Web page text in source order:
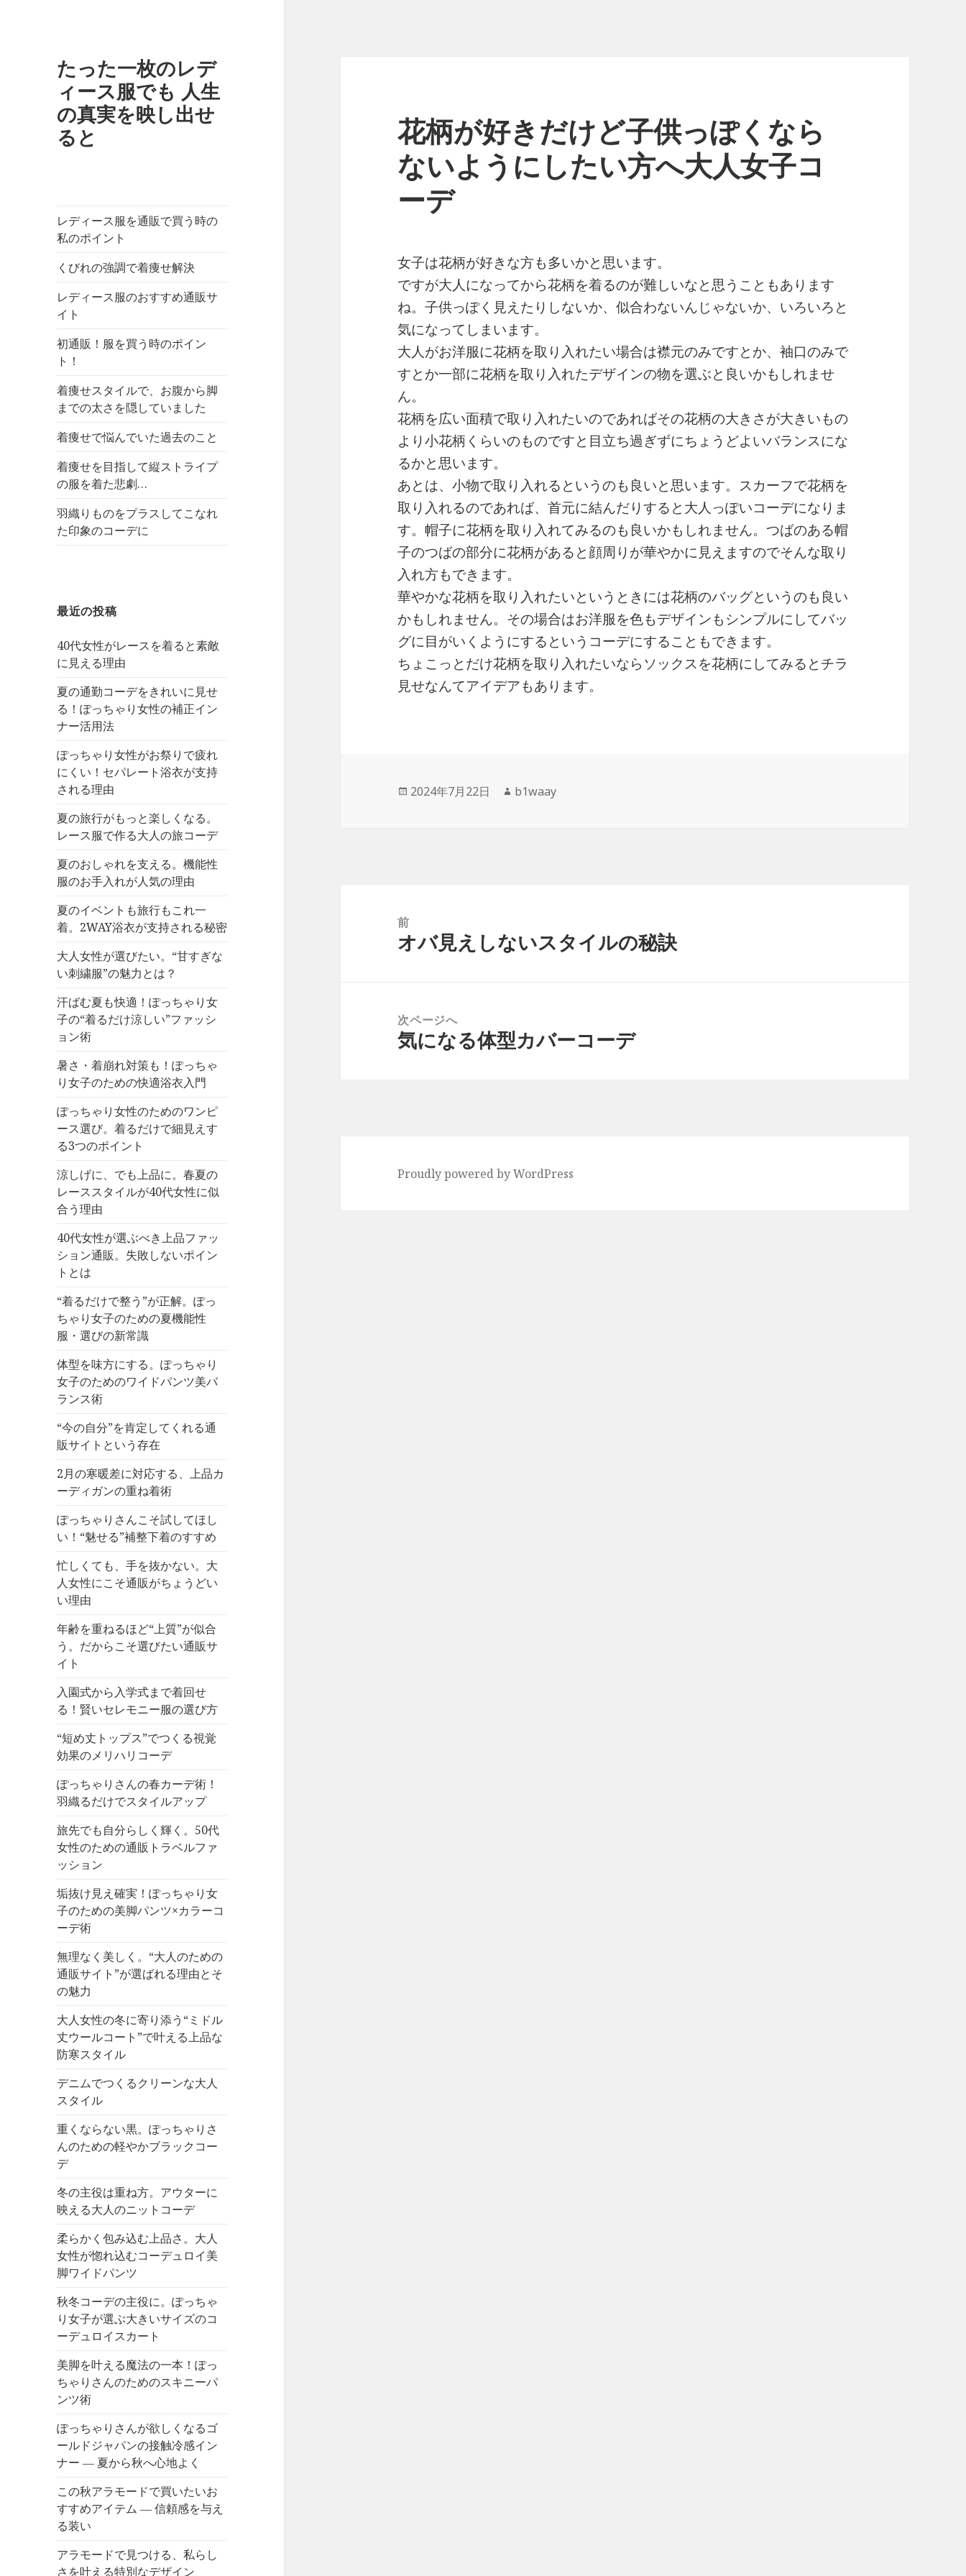
たった一枚のレデ
ィース服でも 人生
の真実を映し出せ
ると
レディース服を通販で買う時の
私のポイント
くびれの強調で着痩せ解決
レディース服のおすすめ通販サ
イト
初通販！服を買う時のポイン
ト！
着痩せスタイルで、お腹から脚
までの太さを隠していました
着痩せで悩んでいた過去のこと
着痩せを目指して縦ストライプ
の服を着た悲劇…
羽織りものをプラスしてこなれ
た印象のコーデに
最近の投稿
40代女性がレースを着ると素敵
に見える理由
夏の通勤コーデをきれいに見せ
る！ぽっちゃり女性の補正イン
ナー活用法
ぽっちゃり女性がお祭りで疲れ
にくい！セパレート浴衣が支持
される理由
夏の旅行がもっと楽しくなる。
レース服で作る大人の旅コーデ
夏のおしゃれを支える。機能性
服のお手入れが人気の理由
夏のイベントも旅行もこれ一
着。2WAY浴衣が支持される秘密
大人女性が選びたい。“甘すぎな
い刺繍服”の魅力とは？
汗ばむ夏も快適！ぽっちゃり女
子の“着るだけ涼しい”ファッシ
ョン術
暑さ・着崩れ対策も！ぽっちゃ
り女子のための快適浴衣入門
ぽっちゃり女性のためのワンピ
ース選び。着るだけで細見えす
る3つのポイント
涼しげに、でも上品に。春夏の
レーススタイルが40代女性に似
合う理由
40代女性が選ぶべき上品ファッ
ション通販。失敗しないポイン
トとは
“着るだけで整う”が正解。ぽっ
ちゃり女子のための夏機能性
服・選びの新常識
体型を味方にする。ぽっちゃり
女子のためのワイドパンツ美バ
ランス術
“今の自分”を肯定してくれる通
販サイトという存在
2月の寒暖差に対応する、上品カ
ーディガンの重ね着術
ぽっちゃりさんこそ試してほし
い！“魅せる”補整下着のすすめ
忙しくても、手を抜かない。大
人女性にこそ通販がちょうどい
い理由
年齢を重ねるほど“上質”が似合
う。だからこそ選びたい通販サ
イト
入園式から入学式まで着回せ
る！賢いセレモニー服の選び方
“短め丈トップス”でつくる視覚
効果のメリハリコーデ
ぽっちゃりさんの春カーデ術！
羽織るだけでスタイルアップ
旅先でも自分らしく輝く。50代
女性のための通販トラベルファ
ッション
垢抜け見え確実！ぽっちゃり女
子のための美脚パンツ×カラーコ
ーデ術
無理なく美しく。“大人のための
通販サイト”が選ばれる理由とそ
の魅力
大人女性の冬に寄り添う“ミドル
丈ウールコート”で叶える上品な
防寒スタイル
デニムでつくるクリーンな大人
スタイル
重くならない黒。ぽっちゃりさ
んのための軽やかブラックコー
デ
冬の主役は重ね方。アウターに
映える大人のニットコーデ
柔らかく包み込む上品さ。大人
女性が惚れ込むコーデュロイ美
脚ワイドパンツ
秋冬コーデの主役に。ぽっちゃ
り女子が選ぶ大きいサイズのコ
ーデュロイスカート
美脚を叶える魔法の一本！ぽっ
ちゃりさんのためのスキニーパ
ンツ術
ぽっちゃりさんが欲しくなるゴ
ールドジャパンの接触冷感イン
ナー ― 夏から秋へ心地よく
この秋アラモードで買いたいお
すすめアイテム ― 信頼感を与え
る装い
アラモードで見つける、私らし
さを叶える特別なデザイン
花柄が好きだけど子供っぽくなら
ないようにしたい方へ大人女子コ
ーデ
女子は花柄が好きな方も多いかと思います。
ですが大人になってから花柄を着るのが難しいなと思うこともあります
ね。子供っぽく見えたりしないか、似合わないんじゃないか、いろいろと
気になってしまいます。
大人がお洋服に花柄を取り入れたい場合は襟元のみですとか、袖口のみで
すとか一部に花柄を取り入れたデザインの物を選ぶと良いかもしれませ
ん。
花柄を広い面積で取り入れたいのであればその花柄の大きさが大きいもの
より小花柄くらいのものですと目立ち過ぎずにちょうどよいバランスにな
るかと思います。
あとは、小物で取り入れるというのも良いと思います。スカーフで花柄を
取り入れるのであれば、首元に結んだりすると大人っぽいコーデになりま
す。帽子に花柄を取り入れてみるのも良いかもしれません。つばのある帽
子のつばの部分に花柄があると顔周りが華やかに見えますのでそんな取り
入れ方もできます。
華やかな花柄を取り入れたいというときには花柄のバッグというのも良い
かもしれません。その場合はお洋服を色もデザインもシンプルにしてバッ
グに目がいくようにするというコーデにすることもできます。
ちょこっとだけ花柄を取り入れたいならソックスを花柄にしてみるとチラ
見せなんてアイデアもあります。
投
2024年7月22日
作
b1waay
前
前
オバ見えしないスタイルの秘訣
次ページへ
次
気になる体型カバーコーデ
Proudly powered by WordPress